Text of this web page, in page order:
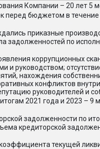
Компании – 20 лет 5
перед бюджетом в
приказные
задолженностей по
коррупционных
и руководством;
нахождения
конфликтов
руководителей и
2021 года и 2023 – 9
задолженности по
кредиторской
текущей